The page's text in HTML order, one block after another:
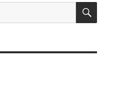
検